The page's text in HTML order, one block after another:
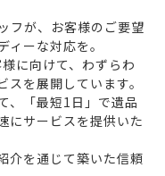
フが、お客様のご要望
ーな対応を。
に向けて、わずらわ
を展開しています。
、「最短1日」で遺品
にサービスを提供いた
介を通じて築いた信頼